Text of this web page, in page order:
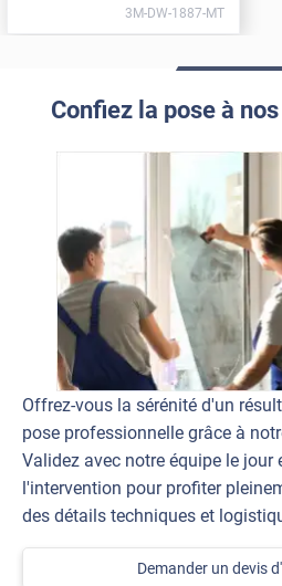
3M-DW-1887-MT
Confiez la pose à
Offrez-vous la sérénité d'un
pose professionnelle grâce à
Validez avec notre équipe le jour
l'intervention pour profiter
des détails techniques et
Demander un devis